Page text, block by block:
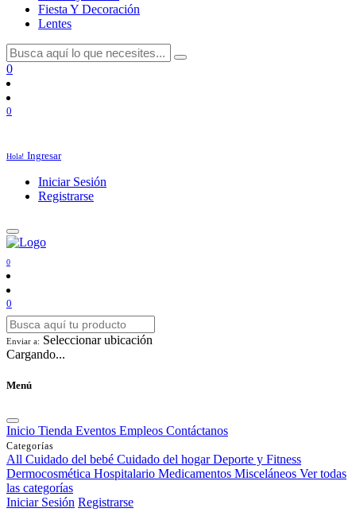
Fiesta Y Decoración
Lentes
0
0
Hola! Ingresar
Iniciar Sesión
Registrarse
0
0
Enviar a: Seleccionar ubicación
Cargando...
Menú
Inicio Tienda Eventos Empleos Contáctanos
Categorías
All Cuidado del bebé Cuidado del hogar Deporte y Fitness
Dermocosmética Hospitalario Medicamentos Misceláneos Ver todas
las categorías
Iniciar Sesión Registrarse